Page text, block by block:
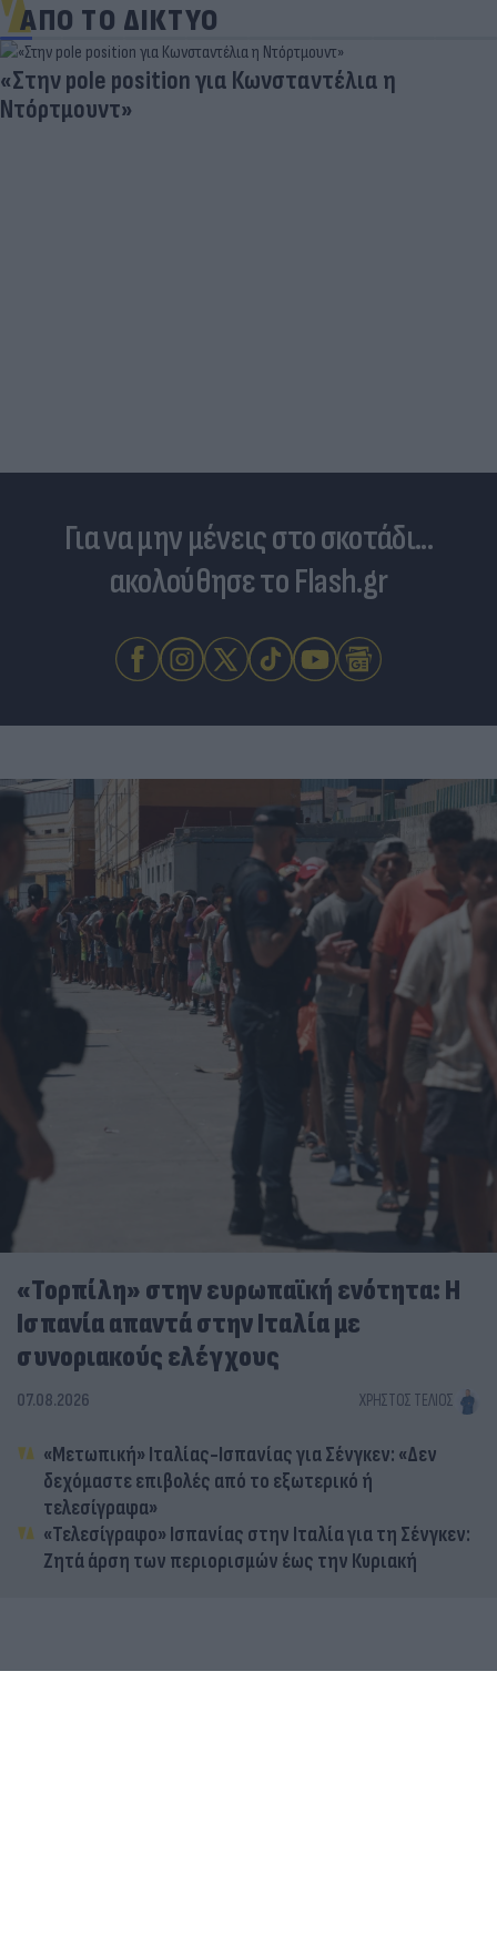
ΑΠΟ ΤΟ ΔΙΚΤΥΟ
«Στην pole position για Κωνσταντέλια η
Ντόρτμουντ»
Για να μην μένεις στο σκοτάδι...
ακολούθησε το Flash.gr
«Τορπίλη» στην ευρωπαϊκή ενότητα: Η
Ισπανία απαντά στην Ιταλία με
συνοριακούς ελέγχους
07.08.2026 ΧΡΉΣΤΟΣ ΤΈΛΙΟΣ
«Μετωπική» Ιταλίας-Ισπανίας για Σένγκεν: «Δεν
δεχόμαστε επιβολές από το εξωτερικό ή
τελεσίγραφα»
«Τελεσίγραφο» Ισπανίας στην Ιταλία για τη Σένγκεν:
Ζητά άρση των περιορισμών έως την Κυριακή